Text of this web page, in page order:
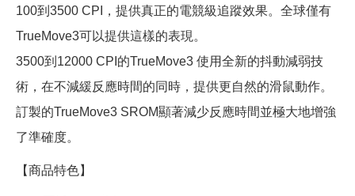
100到3500 CPI，提供真正的電競級追蹤效果。全球僅有
TrueMove3可以提供這樣的表現。
3500到12000 CPI的TrueMove3 使用全新的抖動減弱技
術，在不減緩反應時間的同時，提供更自然的滑鼠動作。
訂製的TrueMove3 SROM顯著減少反應時間並極大地增強
了準確度。
【商品特色】